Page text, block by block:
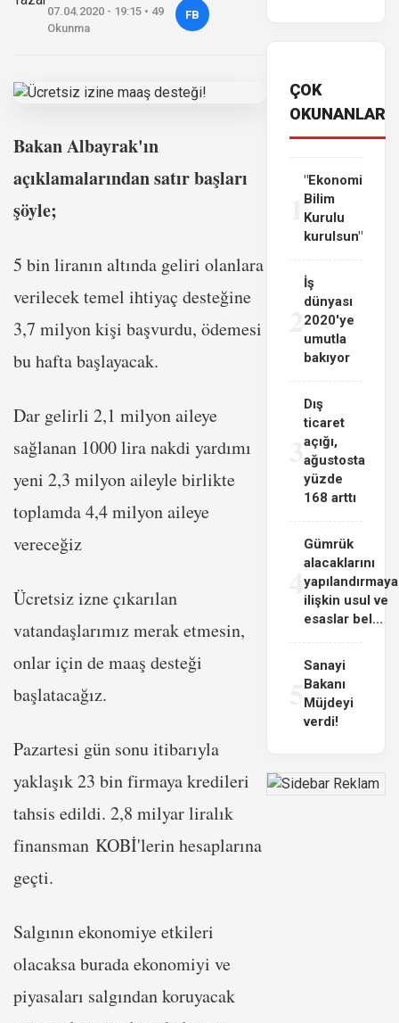
07.04.2020 - 19:15 • 49
Okunma
FB
Bakan Albayrak'ın
açıklamalarından satır başları
şöyle;
5 bin liranın altında geliri olanlara
verilecek temel ihtiyaç desteğine
3,7 milyon kişi başvurdu, ödemesi
bu hafta başlayacak.
Dar gelirli 2,1 milyon aileye
sağlanan 1000 lira nakdi yardımı
yeni 2,3 milyon aileyle birlikte
toplamda 4,4 milyon aileye
vereceğiz
Ücretsiz izne çıkarılan
vatandaşlarımız merak etmesin,
onlar için de maaş desteği
başlatacağız.
Pazartesi gün sonu itibarıyla
yaklaşık 23 bin firmaya kredileri
tahsis edildi. 2,8 milyar liralık
finansman KOBİ'lerin hesaplarına
geçti.
Salgının ekonomiye etkileri
olacaksa burada ekonomiyi ve
piyasaları salgından koruyacak
ÇOK
OKUNANLAR
"Ekonomi
Bilim
Kurulu
kurulsun"
İş
dünyası
2020'ye
umutla
bakıyor
3
Dış
ticaret
açığı,
ağustosta
yüzde
168 arttı
4
Gümrük
alacaklarını
yapılandırmaya
ilişkin usul ve
esaslar bel...
Sanayi
Bakanı
Müjdeyi
verdi!